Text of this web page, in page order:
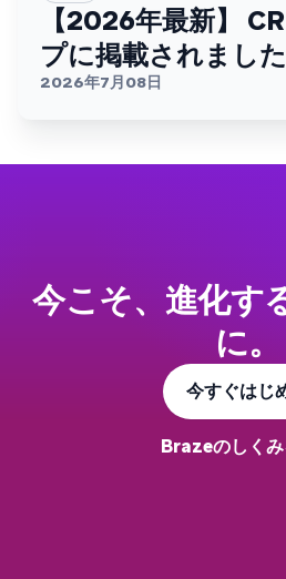
【2026年最新】
プに掲載されました
2026年7月08日
今こそ、進化す
に。
今すぐはじ
Brazeのしく